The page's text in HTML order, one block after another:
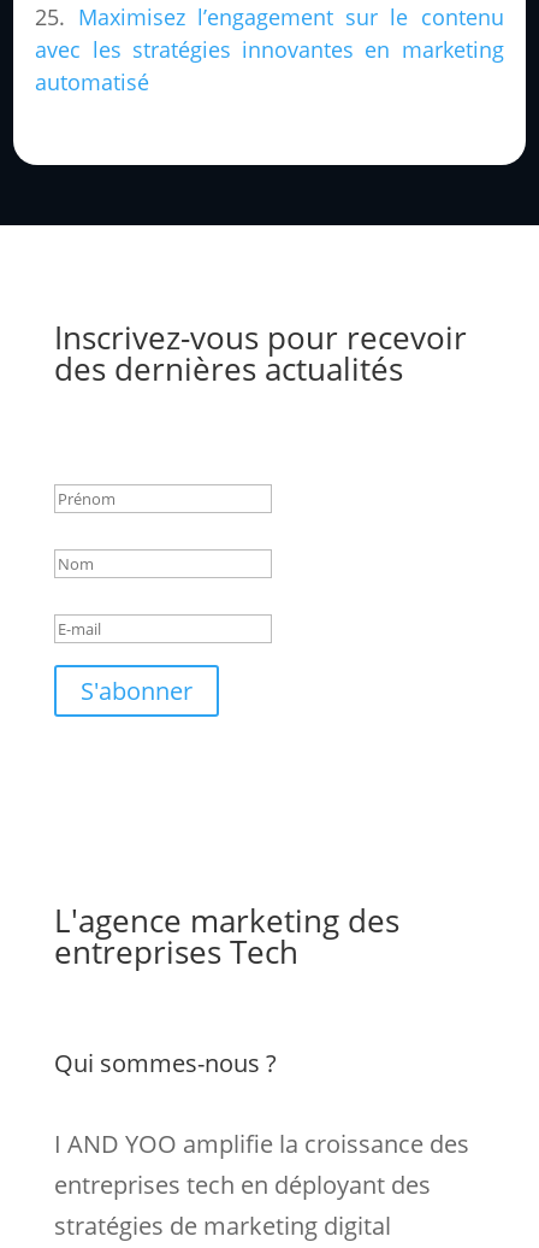
Maximisez l’engagement sur le contenu
avec les stratégies innovantes en marketing
automatisé
Inscrivez-vous pour recevoir
des dernières actualités
S'abonner
L'agence marketing des
entreprises Tech
Qui sommes-nous ?
I AND YOO amplifie la croissance des
entreprises tech en déployant des
stratégies de marketing digital